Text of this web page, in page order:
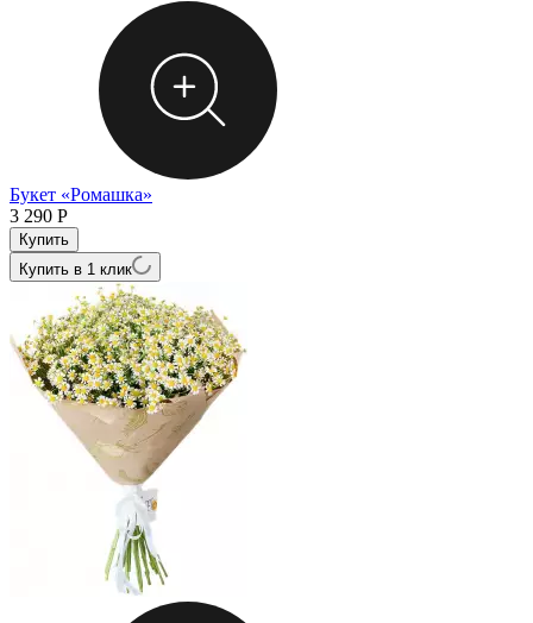
Букет «Ромашка»
3 290 Р
Купить в 1 клик